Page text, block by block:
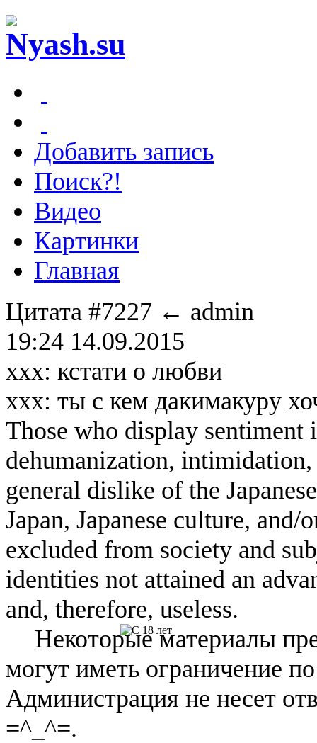
Добавить запись
Поиск?!
Видео
Картинки
Главная
Цитата #7227 ← admin
19:24 14.09.2015
ххх: кстати о любви
ххх: ты с кем дакимакуру
Those who display
dehumanization,
general dislike of the
Japan, Japanese culture, and/
excluded from society and
identities not attained an
and, therefore, useless.
Некоторые материалы
могут иметь ограничение
Администрация не несет
=^_^=.